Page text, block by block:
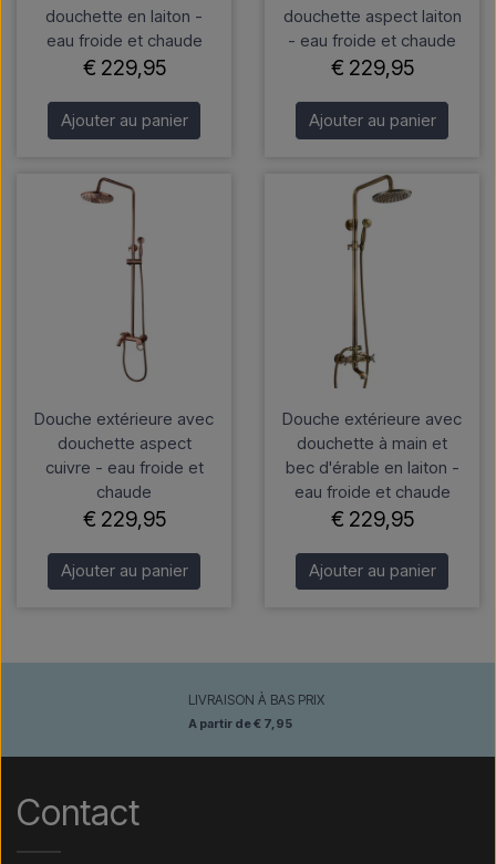
douchette en laiton -
eau froide et chaude
€ 229,95
Ajouter au panier
douchette aspect laiton
- eau froide et chaude
€ 229,95
Ajouter au panier
Douche extérieure avec
douchette aspect
cuivre - eau froide et
chaude
€ 229,95
Ajouter au panier
Douche extérieure avec
douchette à main et
bec d'érable en laiton -
eau froide et chaude
€ 229,95
Ajouter au panier
LIVRAISON À BAS PRIX
A partir de € 7,95
Contact